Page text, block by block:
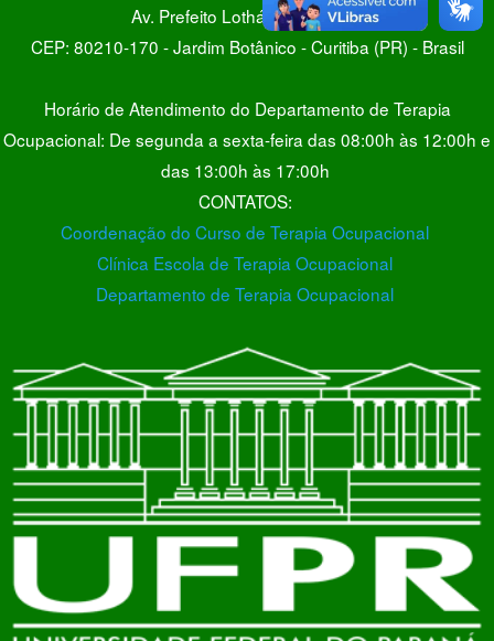
Av. Prefeito Lothário Meissner
CEP: 80210-170 - Jardim Botânico - Curitiba (PR) - Brasil
Horário de Atendimento do Departamento de Terapia
Ocupacional: De segunda a sexta-feira das 08:00h às 12:00h e
das 13:00h às 17:00h
CONTATOS:
Coordenação do Curso de Terapia Ocupacional
Clínica Escola de Terapia Ocupacional
Departamento de Terapia Ocupacional